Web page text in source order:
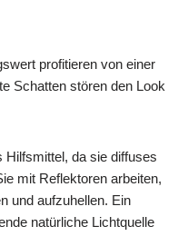
profitieren von einer
Schatten stören den Look
Hilfsmittel, da sie diffuses
mit Reflektoren arbeiten,
und aufzuhellen. Ein
natürliche Lichtquelle